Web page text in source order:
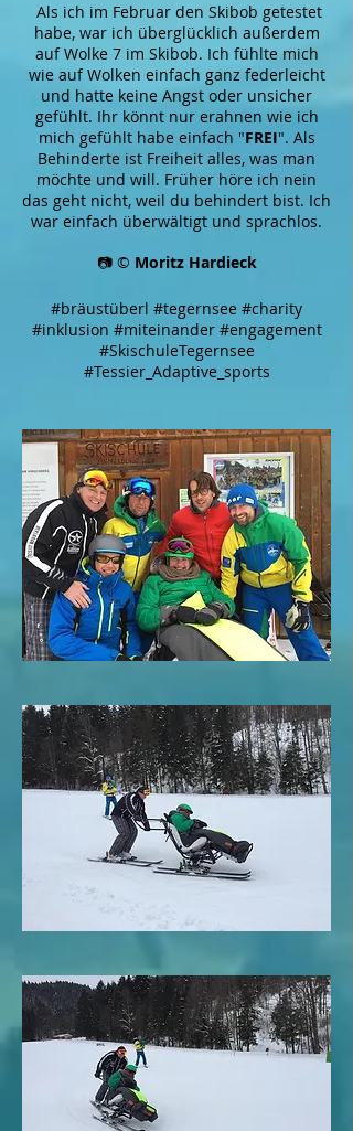
Als ich im Februar den Skibob getestet
habe, war ich überglücklich außerdem
auf Wolke 7 im Skibob. Ich fühlte mich
wie auf Wolken einfach ganz federleicht
und hatte keine Angst oder unsicher
gefühlt. Ihr könnt nur erahnen wie ich
mich gefühlt habe einfach "FREI". Als
Behinderte ist Freiheit alles, was man
möchte und will. Früher höre ich nein
das geht nicht, weil du behindert bist. Ich
war einfach überwältigt und sprachlos.
📷 © Moritz Hardieck
#bräustüberl #tegernsee #charity
#inklusion #miteinander #engagement
#SkischuleTegernsee
#Tessier_Adaptive_sports